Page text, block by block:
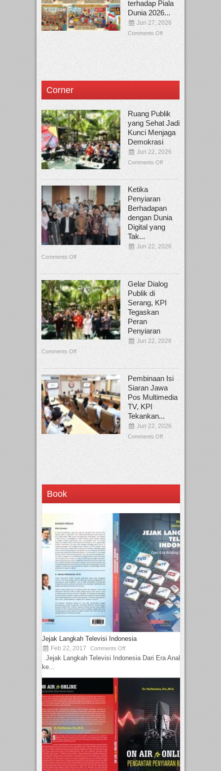
terhadap Piala
Dunia 2026...
Jun 27, 2026
Comments Off
Corner
Ruang Publik
yang Sehat Jadi
Kunci Menjaga
Demokrasi
Jun 22, 2026
Comments Off
Ketika
Penyiaran
Berhadapan
dengan Dunia
Digital yang
Tak...
Jun 22, 2026
Comments Off
Gelar Dialog
Publik di
Serang, KPI
Tegaskan
Peran
Penyiaran
Jun 22, 2026
Comments Off
Pembinaan Isi
Siaran Jawa
Pos Multimedia
TV, KPI
Tekankan...
Jun 22, 2026
Comments Off
Book
Jejak Langkah Televisi Indonesia
Feb 22, 2017 Comments Off
Jejak Langkah Televisi Indonesia Dari Era Analog
ke...